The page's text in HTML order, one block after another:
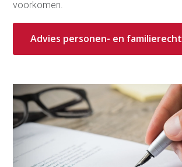
voorkomen.
Advies personen- en